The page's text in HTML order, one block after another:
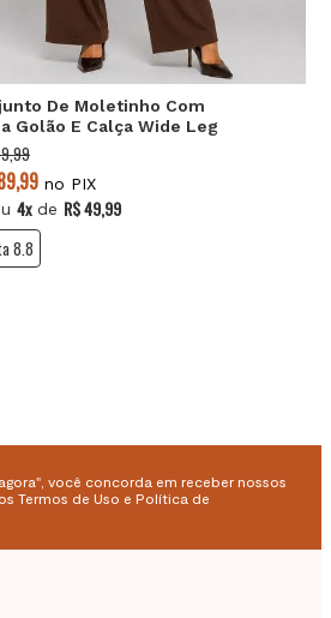
De Moletinho Com
Golão E Calça Wide Leg
Salvatore Fashion
no PIX
4x de R$ 49,99
8.8
você concorda em receber nossos
Termos de Uso e Política de